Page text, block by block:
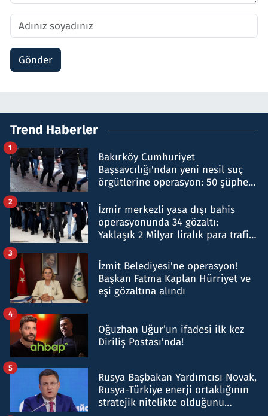
Gönder
Trend Haberler
Bakırköy Cumhuriyet
Başsavcılığı'ndan yeni nesil suç
örgütlerine operasyon: 50 şüpheli
1
İzmir merkezli yasa dışı bahis
operasyonunda 34 gözaltı:
Yaklaşık 2 Milyar liralık para trafiği
2
İzmit Belediyesi'ne operasyon!
Başkan Fatma Kaplan Hürriyet ve
eşi gözaltına alındı
3
Oğuzhan Uğur’un ifadesi ilk kez
Diriliş Postası'nda!
4
Rusya Başbakan Yardımcısı Novak,
Rusya-Türkiye enerji ortaklığının
stratejik nitelikte olduğunu
5